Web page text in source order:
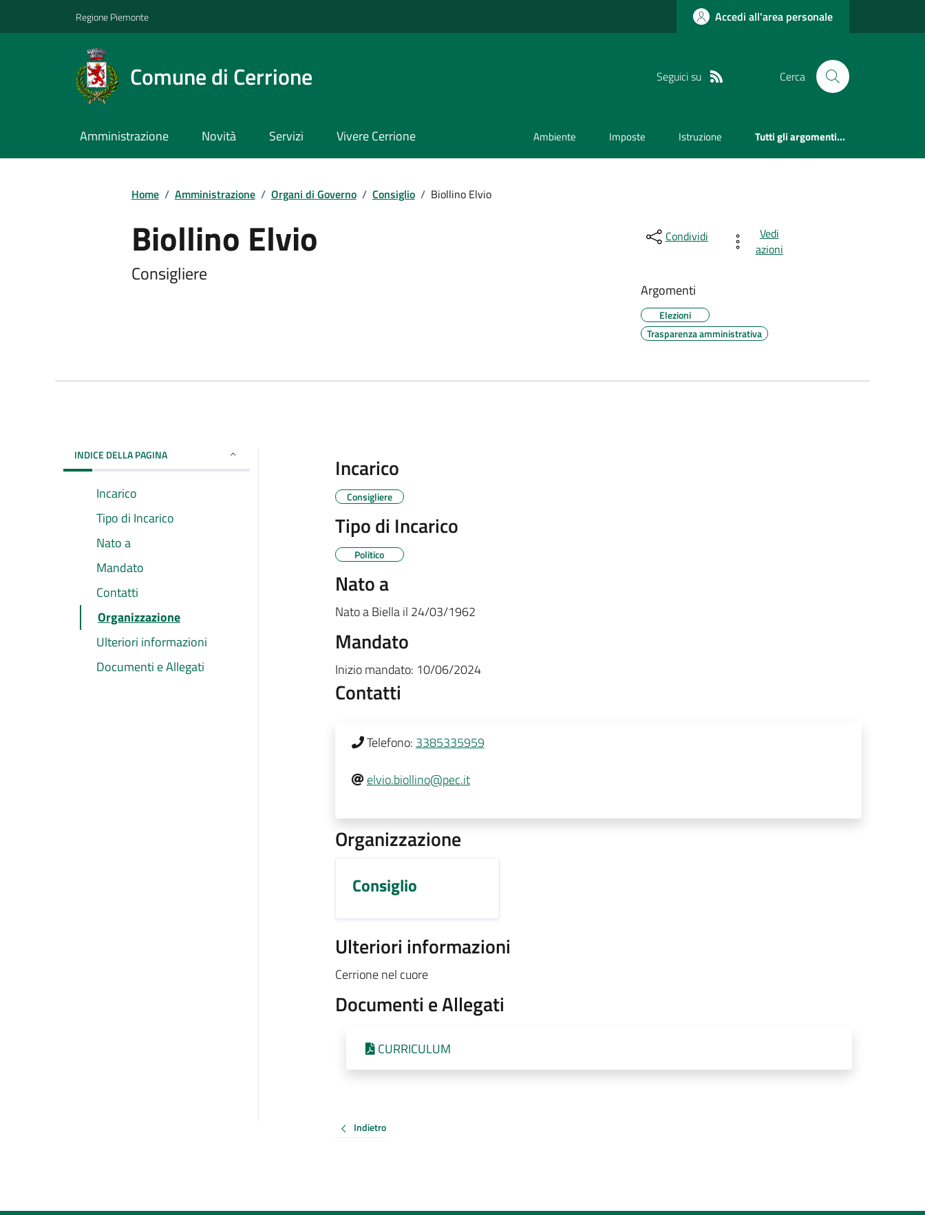
Regione Piemonte Accedi all'area personale
Comune di Cerrione Seguici su Cerca
Amministrazione Novità Servizi Vivere Cerrione Ambiente Imposte Istruzione Tutti gli argomenti...
Home / Amministrazione / Organi di Governo / Consiglio / Biollino Elvio
Biollino Elvio
Consigliere
Condividi
Vedi
azioni
Argomenti
Elezioni
Trasparenza amministrativa
INDICE DELLA PAGINA
Incarico
Tipo di Incarico
Nato a
Mandato
Contatti
Organizzazione
Ulteriori informazioni
Documenti e Allegati
Incarico
Consigliere
Tipo di Incarico
Politico
Nato a
Nato aBiellail 24/03/1962
Mandato
Inizio mandato: 10/06/2024
Contatti
Telefono: 3385335959
elvio.biollino@pec.it
Organizzazione
Consiglio
Ulteriori informazioni
Cerrione nel cuore
Documenti e Allegati
CURRICULUM
Indietro